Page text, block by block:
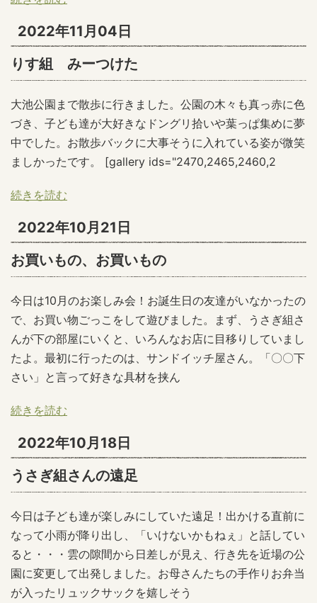
2022年11月04日
りす組 みーつけた
大池公園まで散歩に行きました。公園の木々も真っ赤に色
づき、子ども達が大好きなドングリ拾いや葉っぱ集めに夢
中でした。お散歩バックに大事そうに入れている姿が微笑
ましかったです。 [gallery ids="2470,2465,2460,2
続きを読む
2022年10月21日
お買いもの、お買いもの
今日は10月のお楽しみ会！お誕生日の友達がいなかったの
で、お買い物ごっこをして遊びました。まず、うさぎ組さ
んが下の部屋にいくと、いろんなお店に目移りしていまし
たよ。最初に行ったのは、サンドイッチ屋さん。「〇〇下
さい」と言って好きな具材を挟ん
続きを読む
2022年10月18日
うさぎ組さんの遠足
今日は子ども達が楽しみにしていた遠足！出かける直前に
なって小雨が降り出し、「いけないかもねぇ」と話してい
ると・・・雲の隙間から日差しが見え、行き先を近場の公
園に変更して出発しました。お母さんたちの手作りお弁当
が入ったリュックサックを嬉しそう